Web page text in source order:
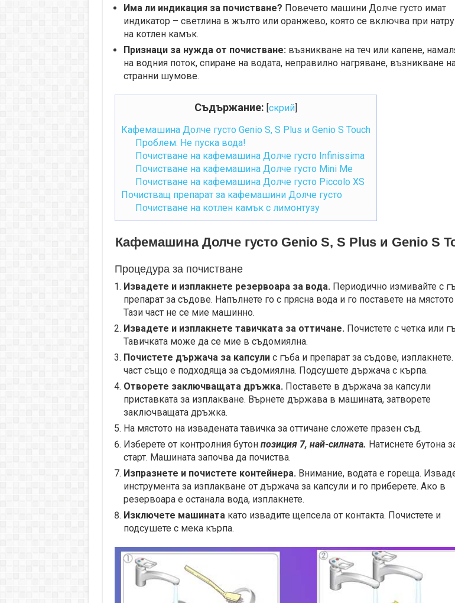
Има ли индикация за почистване? Повечето машини Долче густо имат
индикатор – светлина в жълто или оранжево, която се включва при
на котлен камък.
Признаци за нужда от почистване:възникване на теч или капене,
на водния поток, спиране на водата, неправилно нагряване, възникване
странни шумове.
Съдържание: [скрий]
Кафемашина Долче густо Genio S, S Plus и Genio S Touch
Проблем: Не пуска вода!
Почистване на кафемашина Долче густо Infinissima
Почистване на кафемашина Долче густо Mini Me
Почистване на кафемашина Долче густо Piccolo XS
Почистващ препарат за кафемашини Долче густо
Почистване на котлен камък с лимонтузу
Кафемашина Долче густо Genio S, S Plus и Genio S
Процедура за почистване
Извадете и изплакнете резервоара за вода.Периодично измивайте с
препарат за съдове. Напълнете го с прясна вода и го поставете на
Тази част не се мие машинно.
Извадете и изплакнете тавичката за оттичане.Почистете с четка или
Тавичката може да се мие в съдомиялна.
Почистете държача за капсулис гъба и препарат за съдове, изплакнете.
част също е подходяща за съдомиялна. Подсушете държача с кърпа.
Отворете заключващата дръжка.Поставете в държача за капсули
приставката за изплакване. Върнете държава в машината, затворете
заключващата дръжка.
На мястото на извадената тавичка за оттичане сложете празен съд.
Изберете от контролния бутон позиция 7, най-силната. Натиснете бутона
старт. Машината започва да почиства.
Изпразнете и почистете контейнера.Внимание, водата е гореща.
инструмента за изплакване от държача за капсули и го приберете. Ако в
резервоара е останала вода, изплакнете.
Изключете машинатакато извадите щепсела от контакта. Почистете и
подсушете с мека кърпа.